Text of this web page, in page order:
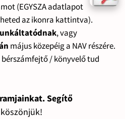
(EGYSZA adatlapot
az ikonra kattintva).
, vagy
május közepéig a NAV részére.
/ könyvelő tud
Segítő